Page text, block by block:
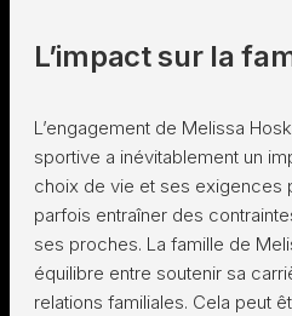
L’impact sur la
L’engagement de Melissa
sportive a inévitablement un
choix de vie et ses exigences
parfois entraîner des
ses proches. La famille de
équilibre entre soutenir sa
relations familiales. Cela peut